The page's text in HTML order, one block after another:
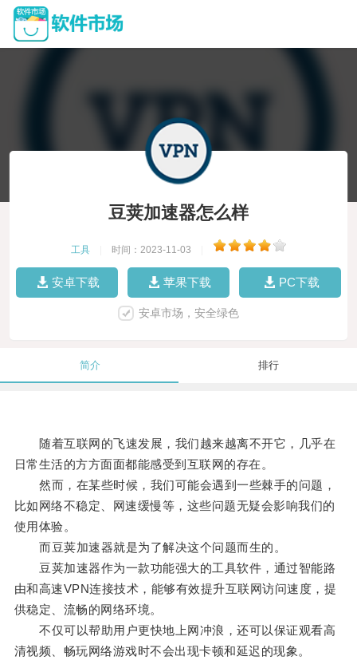
豆荚加速器怎么样
工具 时间：2023-11-03
安卓下载 苹果下载 PC下载
安卓市场，安全绿色
简介 排行
随着互联网的飞速发展，我们越来越离不开它，几乎在
日常生活的方方面面都能感受到互联网的存在。
然而，在某些时候，我们可能会遇到一些棘手的问题，
比如网络不稳定、网速缓慢等，这些问题无疑会影响我们的
使用体验。
而豆荚加速器就是为了解决这个问题而生的。
豆荚加速器作为一款功能强大的工具软件，通过智能路
由和高速VPN连接技术，能够有效提升互联网访问速度，提
供稳定、流畅的网络环境。
不仅可以帮助用户更快地上网冲浪，还可以保证观看高
清视频、畅玩网络游戏时不会出现卡顿和延迟的现象。